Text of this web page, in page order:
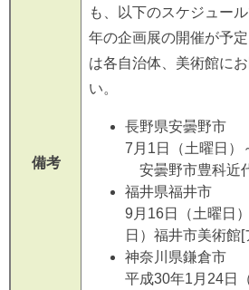
備考
も、以下のスケジュー
年の企画展の開催が予
は各自治体、美術館に
い。
長野県安曇野市
7月1日（土曜日）
安曇野市豊科近
福井県福井市
9月16日（土曜日
日）福井市美術館
神奈川県鎌倉市
平成30年1月24日